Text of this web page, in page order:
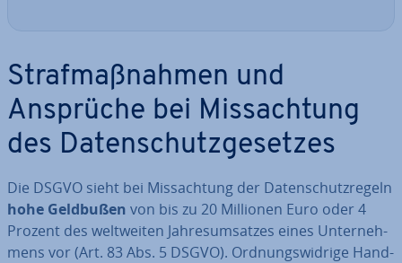
Straf­maß­nah­men und
Ansprüche bei Miss­ach­tung
des Da­ten­schutz­ge­set­zes
Die DSGVO sieht bei Miss­ach­tung der Da­ten­schutz­re­geln
hohe Geldbußen von bis zu 20 Millionen Euro oder 4
Prozent des welt­wei­ten Jah­res­um­sat­zes eines Un­ter­neh­
mens vor (Art. 83 Abs. 5 DSGVO). Ord­nungs­wid­ri­ge Hand­